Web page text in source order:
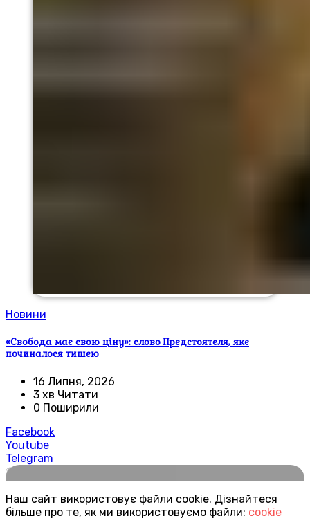
Новини
«Свобода має свою ціну»: слово Предстоятеля, яке
починалося тишею
16 Липня, 2026
3 хв Читати
0 Поширили
Facebook
Youtube
Telegram
🌍
Наш сайт використовує файли cookie. Дізнайтеся
більше про те, як ми використовуємо файли: cookie